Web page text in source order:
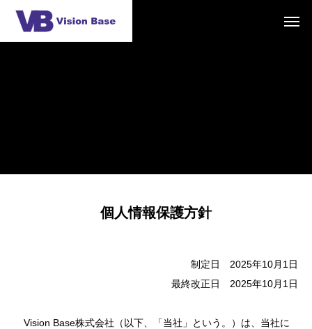
個人情報保護方針
制定日 2025年10月1日
最終改正日 2025年10月1日
Vision Base株式会社（以下、「当社」という。）は、当社に